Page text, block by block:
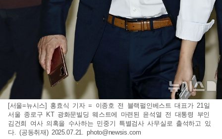
[서울=뉴시스] 홍효식 기자 = 이종호 전 블랙펄인베스트 대표가 21일
서울 종로구 KT 광화문빌딩 웨스트에 마련된 윤석열 전 대통령 부인
김건희 여사 의혹을 수사하는 민중기 특별검사 사무실로 출석하고 있
다. (공동취재) 2025.07.21.photo@newsis.com